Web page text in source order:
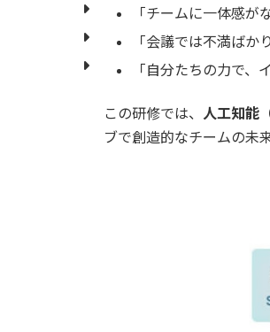
「チームに一体感が
「会議では不満ばか
「自分たちの力で、
この研修では、 人工知能
ブで創造的なチームの未